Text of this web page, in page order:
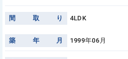
間 取 り 4LDK
築 年 月 1999年06月